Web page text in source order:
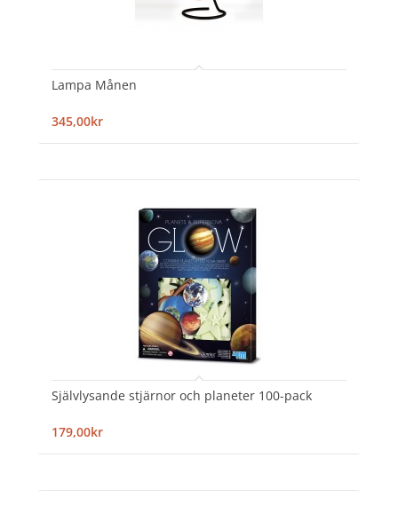
Lampa Månen
345,00kr
Självlysande stjärnor och planeter 100-pack
179,00kr